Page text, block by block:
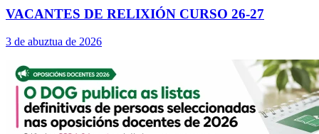
VACANTES DE RELIXIÓN CURSO 26-27
3 de abuztua de 2026